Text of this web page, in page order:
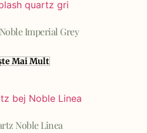
Imperial Grey
Mai Mult
Noble Linea